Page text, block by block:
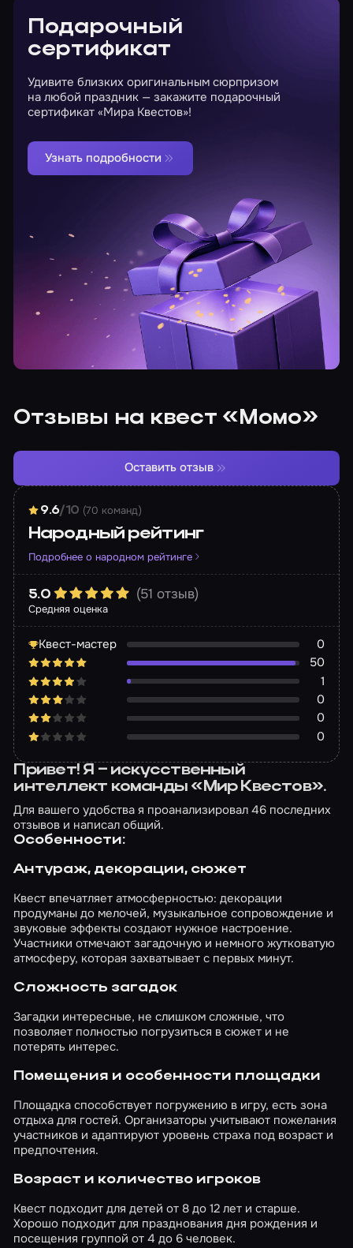
Подарочный
сертификат
Удивите близких оригинальным сюрпризом
на любой праздник — закажите подарочный
сертификат «Мира Квестов»!
Узнать подробности
Отзывы на квест «Момо»
9.6/10 (70 команд)
Народный рейтинг
Подробнее о народном рейтинге
Средняя оценка
5.0 (51 отзыв)
Квест-мастер
0
50
1
0
0
0
Оставить отзыв
Привет! Я – искусственный
интеллект команды «Мир Квестов».
Для вашего удобства я проанализировал 46 последних
отзывов и написал общий.
Особенности:
Антураж, декорации, сюжет
Квест впечатляет атмосферностью: декорации
продуманы до мелочей, музыкальное сопровождение и
звуковые эффекты создают нужное настроение.
Участники отмечают загадочную и немного жутковатую
атмосферу, которая захватывает с первых минут.
Сложность загадок
Загадки интересные, не слишком сложные, что
позволяет полностью погрузиться в сюжет и не
потерять интерес.
Помещения и особенности площадки
Площадка способствует погружению в игру, есть зона
отдыха для гостей. Организаторы учитывают пожелания
участников и адаптируют уровень страха под возраст и
предпочтения.
Возраст и количество игроков
Квест подходит для детей от 8 до 12 лет и старше.
Хорошо подходит для празднования дня рождения и
посещения группой от 4 до 6 человек.